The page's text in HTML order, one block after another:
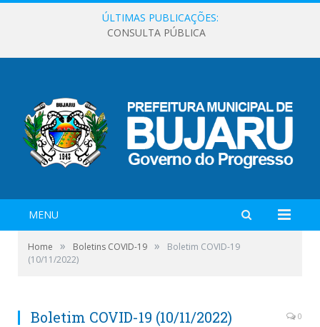
ÚLTIMAS PUBLICAÇÕES:
CONSULTA PÚBLICA
MENU
Home » Boletins COVID-19 »
Boletim COVID-19
(10/11/2022)
Boletim COVID-19 (10/11/2022) 0